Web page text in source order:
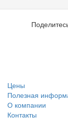
Цены
Полезная
О компании
Контакты